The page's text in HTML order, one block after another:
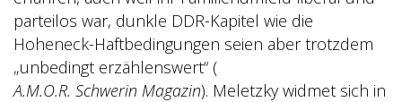
parteilos war, dunkle DDR-Kapitel wie die
Hoheneck-Haftbedingungen seien aber trotzdem
„unbedingt erzählenswert“ (
A.M.O.R. Schwerin Magazin). Meletzky widmet sich in